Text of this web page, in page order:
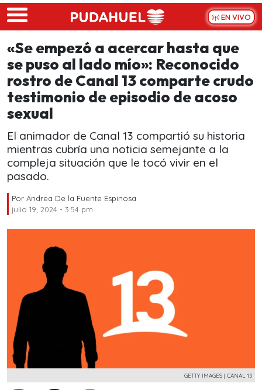
Skip to main content
EN VIVO
«Se empezó a acercar hasta que
se puso al lado mío»: Reconocido
rostro de Canal 13 comparte crudo
testimonio de episodio de acoso
sexual
El animador de Canal 13 compartió su historia
mientras cubría una noticia semejante a la
compleja situación que le tocó vivir en el
pasado.
Por Andrea De la Fuente Espinosa
julio 19, 2024 - 3:54 pm
GETTY IMAGES | CANAL 13